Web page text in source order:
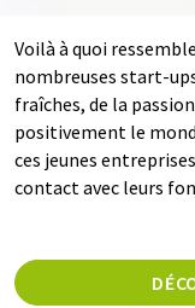
Voilà à quoi
nombreuses start-
fraîches, de la
positivement le
ces jeunes
contact avec leurs